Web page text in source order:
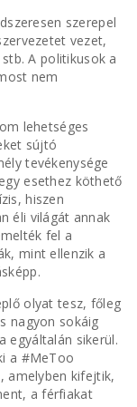
szerepel
vezet,
A politikusok a
nem
lehetséges
sújtó
tevékenysége
esethez köthető
hiszen
éli világát annak
fel a
mint ellenzik a
olyat tesz, főleg
nagyon sokáig
egyáltalán sikerül.
a #MeToo
amelyben kifejtik,
a férfiakat